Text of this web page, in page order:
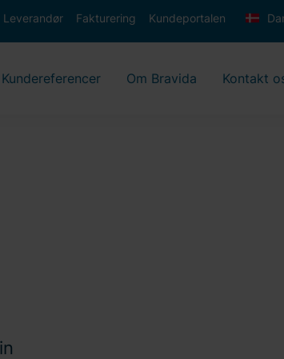
Leverandør Fakturering Kundeportalen
Kundereferencer Om Bravida Kontakt